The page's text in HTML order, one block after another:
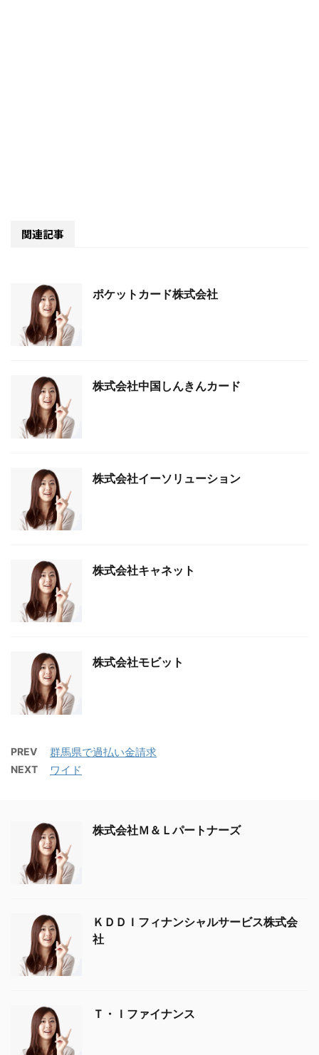
関連記事
ポケットカード株式会社
株式会社中国しんきんカード
株式会社イーソリューション
株式会社キャネット
株式会社モビット
PREV 群馬県で過払い金請求
NEXT ワイド
株式会社Ｍ＆Ｌパートナーズ
ＫＤＤＩフィナンシャルサービス株式会
社
Ｔ・Ｉファイナンス